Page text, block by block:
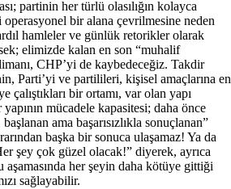
partinin her türlü olasılığın kolayca
bir alana çevrilmesine neden
hamleler ve günlük retorikler olarak
elimizde kalan en son “muhalif
CHP’yi de kaybedeceğiz. Takdir
Parti’yi ve partilileri, kişisel amaçlarına en
çalıştıkları bir ortamı, var olan yapı
mücadele kapasitesi; daha önce
ama başarısızlıkla sonuçlanan”
başka bir sonuca ulaşamaz! Ya da
şey çok güzel olacak!” diyerek, ayrıca
aşamasında her şeyin daha kötüye gittiği
sağlayabilir.